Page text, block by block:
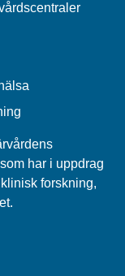
har i uppdrag
forskning,